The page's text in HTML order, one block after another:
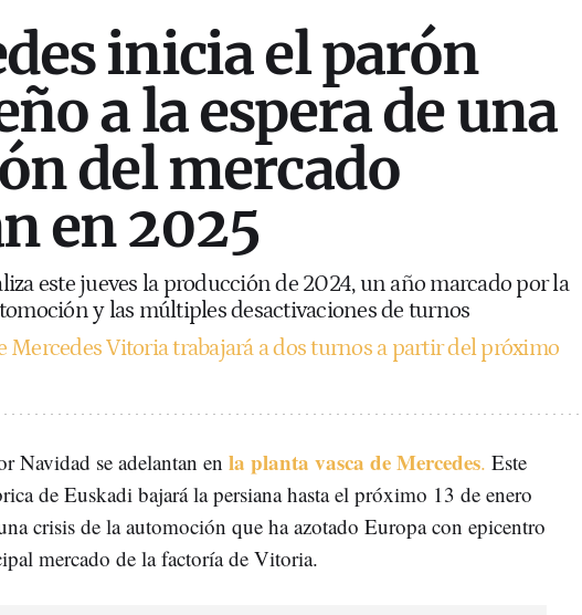
inicia el parón
a la espera de una
del mercado
en 2025
este jueves la producción de 2024, un año marcado por la
y las múltiples desactivaciones de turnos
Mercedes Vitoria trabajará a dos turnos a partir del próximo
Navidad se adelantan en la planta vasca de Mercedes. Este
de Euskadi bajará la persiana hasta el próximo 13 de enero
crisis de la automoción que ha azotado Europa con epicentro
mercado de la factoría de Vitoria.